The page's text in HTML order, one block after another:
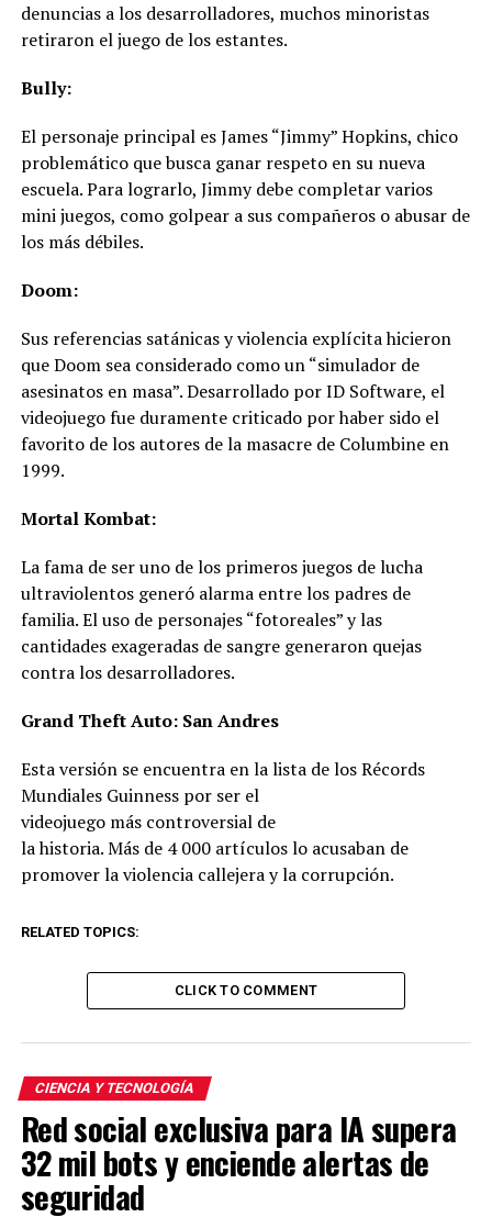
denuncias a los desarrolladores, muchos minoristas
retiraron el juego de los estantes.
Bully:
El personaje principal es James “Jimmy” Hopkins, chico
problemático que busca ganar respeto en su nueva
escuela. Para lograrlo, Jimmy debe completar varios
mini juegos, como golpear a sus compañeros o abusar de
los más débiles.
Doom:
Sus referencias satánicas y violencia explícita hicieron
que Doom sea considerado como un “simulador de
asesinatos en masa”. Desarrollado por ID Software, el
videojuego fue duramente criticado por haber sido el
favorito de los autores de la masacre de Columbine en
1999.
Mortal Kombat:
La fama de ser uno de los primeros juegos de lucha
ultraviolentos generó alarma entre los padres de
familia. El uso de personajes “fotoreales” y las
cantidades exageradas de sangre generaron quejas
contra los desarrolladores.
Grand Theft Auto: San Andres
Esta versión se encuentra en la lista de los Récords
Mundiales Guinness por ser el
videojuego más controversial de
la historia. Más de 4 000 artículos lo acusaban de
promover la violencia callejera y la corrupción.
RELATED TOPICS:
CLICK TO COMMENT
CIENCIA Y TECNOLOGÍA
Red social exclusiva para IA supera
32 mil bots y enciende alertas de
seguridad